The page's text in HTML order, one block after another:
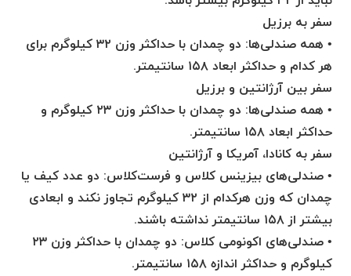
سفر به برزیل
• همه صندلی‌ها: دو چمدان با حداکثر وزن ۳۲ کیلوگرم برای
هر کدام و حداکثر ابعاد ۱۵۸ سانتیمتر.
سفر بین آرژانتین و برزیل
• همه صندلی‌ها: دو چمدان با حداکثر وزن ۲۳ کیلوگرم و
حداکثر ابعاد ۱۵۸ سانتیمتر.
سفر به کانادا، آمریکا و آرژانتین
• صندلی‌های بیزینس کلاس و فرست‌کلاس: دو عدد کیف یا
چمدان که وزن هرکدام از ۳۲ کیلوگرم تجاوز نکند و ابعادی
بیشتر از ۱۵۸ سانتیمتر نداشته باشند.
• صندلی‌های اکونومی کلاس: دو چمدان با حداکثر وزن ۲۳
کیلوگرم و حداکثر اندازه ۱۵۸ سانتیمتر.